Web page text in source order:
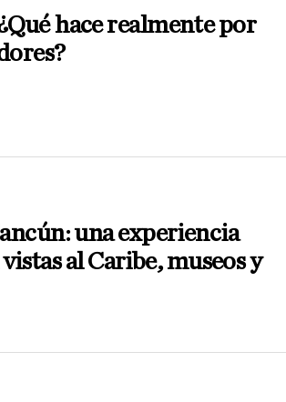
hace realmente por
una experiencia
al Caribe, museos y